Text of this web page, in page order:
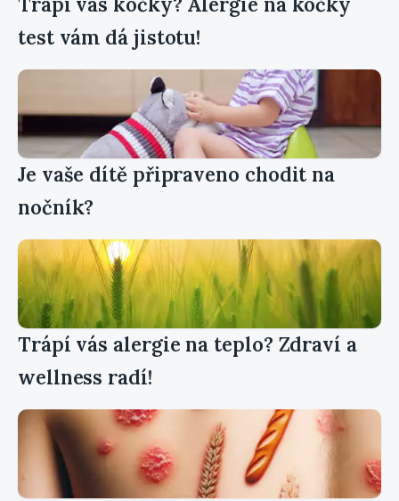
test vám dá jistotu!
Je vaše dítě připraveno chodit na
nočník?
Trápí vás alergie na teplo? Zdraví a
wellness radí!